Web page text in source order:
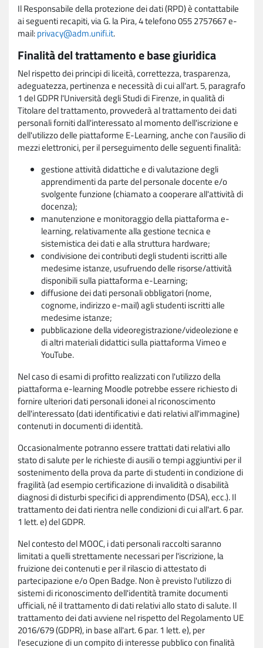
Il Responsabile della protezione dei dati (RPD) è contattabile
ai seguenti recapiti, via G. la Pira, 4 telefono 055 2757667 e-
mail:privacy@adm.unifi.it.
Finalità del trattamento e base giuridica
Nel rispetto dei principi di liceità, correttezza, trasparenza,
adeguatezza, pertinenza e necessità di cui all'art. 5, paragrafo
1 del GDPR l'Università degli Studi di Firenze, in qualità di
Titolare del trattamento, provvederà al trattamento dei dati
personali forniti dall'interessato al momento dell'iscrizione e
dell'utilizzo delle piattaforme E-Learning, anche con l'ausilio di
mezzi elettronici, per il perseguimento delle seguenti finalità:
gestione attività didattiche e di valutazione degli
apprendimenti da parte del personale docente e/o
svolgente funzione (chiamato a cooperare all'attività di
docenza);
manutenzione e monitoraggio della piattaforma e-
learning, relativamente alla gestione tecnica e
sistemistica dei dati e alla struttura hardware;
condivisione dei contributi degli studenti iscritti alle
medesime istanze, usufruendo delle risorse/attività
disponibili sulla piattaforma e-Learning;
diffusione dei dati personali obbligatori (nome,
cognome, indirizzo e-mail) agli studenti iscritti alle
medesime istanze;
pubblicazione della videoregistrazione/videolezione e
di altri materiali didattici sulla piattaforma Vimeo e
YouTube.
Nel caso di esami di profitto realizzati con l'utilizzo della
piattaforma e-learning Moodle potrebbe essere richiesto di
fornire ulteriori dati personali idonei al riconoscimento
dell'interessato (dati identificativi e dati relativi all'immagine)
contenuti in documenti di identità.
Occasionalmente potranno essere trattati dati relativi allo
stato di salute per le richieste di ausili o tempi aggiuntivi per il
sostenimento della prova da parte di studenti in condizione di
fragilità (ad esempio certificazione di invalidità o disabilità
diagnosi di disturbi specifici di apprendimento (DSA), ecc.). Il
trattamento dei dati rientra nelle condizioni di cui all'art. 6 par.
1 lett. e) del GDPR.
Nel contesto del MOOC, i dati personali raccolti saranno
limitati a quelli strettamente necessari per l'iscrizione, la
fruizione dei contenuti e per il rilascio di attestato di
partecipazione e/o Open Badge. Non è previsto l'utilizzo di
sistemi di riconoscimento dell'identità tramite documenti
ufficiali, né il trattamento di dati relativi allo stato di salute. Il
trattamento dei dati avviene nel rispetto del Regolamento UE
2016/679 (GDPR), in base all'art. 6 par. 1 lett. e), per
l'esecuzione di un compito di interesse pubblico con finalità